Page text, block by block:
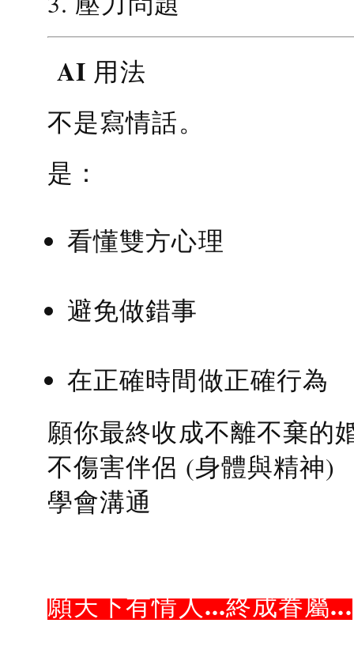
AI 用法
不是寫情話。
是：
看懂雙方心理
避免做錯事
在正確時間做正確行為
願你最終收成不離不棄的
不傷害伴侶 (身體與精神)
學會溝通
願天下有情人...終成眷屬...